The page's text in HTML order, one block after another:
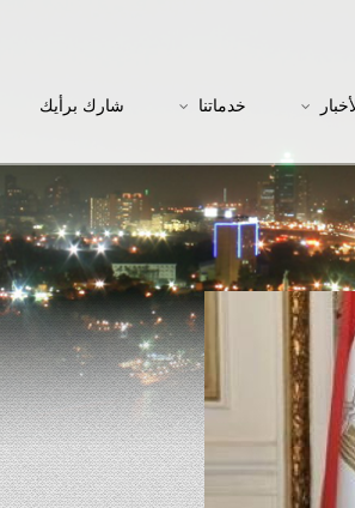
خدماتنا شارك برأيك